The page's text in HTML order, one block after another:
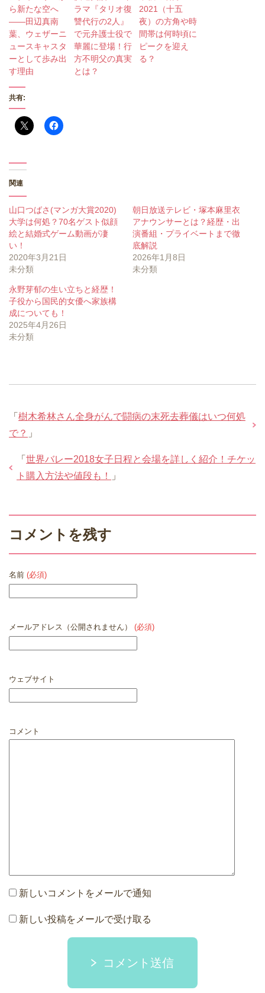
ら新たな空へ
――田辺真南
葉、ウェザーニ
ュースキャスタ
ーとして歩み出
す理由
ラマ『タリオ復
讐代行の2人』
で元弁護士役で
華麗に登場！行
方不明父の真実
とは？
2021（十五
夜）の方角や時
間帯は何時頃に
ピークを迎え
る？
共有:
関連
山口つばさ(マンガ大賞2020)
大学は何処？70名ゲスト似顔
絵と結婚式ゲーム動画が凄
い！
2020年3月21日
未分類
朝日放送テレビ・塚本麻里衣
アナウンサーとは？経歴・出
演番組・プライベートまで徹
底解説
2026年1月8日
未分類
永野芽郁の生い立ちと経歴！
子役から国民的女優へ家族構
成についても！
2025年4月26日
未分類
「 樹木希林さん全身がんで闘病の末死去葬儀はいつ何処
で？ 」
「 世界バレー2018女子日程と会場を詳しく紹介！チケッ
ト購入方法や値段も！
」
コメントを残す
名前 (必須)
メールアドレス（公開されません） (必須)
ウェブサイト
コメント
新しいコメントをメールで通知
新しい投稿をメールで受け取る
コメント送信